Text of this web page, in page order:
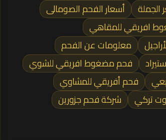
أسعار الفحم الصومالى
افريقي للمقاهي
معلومات عن الفحم
فحم مضغوط افريقي للشوي
فحم أفريقي للمشاوي
تركي
شركة فحم جزورين